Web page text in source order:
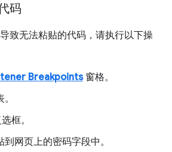
码
致无法粘贴的代码，请执行以下操
Breakpoints窗格。
框。
网页上的密码字段中。